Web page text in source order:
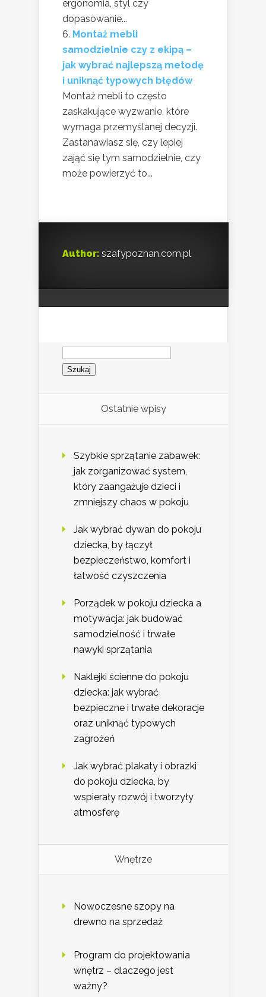
ergonomia, styl czy
dopasowanie...
Montaż mebli
samodzielnie czy z ekipą –
jak wybrać najlepszą metodę
i uniknąć typowych błędów
Montaż mebli to często
zaskakujące wyzwanie, które
wymaga przemyślanej decyzji.
Zastanawiasz się, czy lepiej
zająć się tym samodzielnie, czy
może powierzyć to...
Author: szafypoznan.com.pl
Szukaj:
Ostatnie wpisy
Szybkie sprzątanie zabawek:
jak zorganizować system,
który zaangażuje dzieci i
zmniejszy chaos w pokoju
Jak wybrać dywan do pokoju
dziecka, by łączył
bezpieczeństwo, komfort i
łatwość czyszczenia
Porządek w pokoju dziecka a
motywacja: jak budować
samodzielność i trwałe
nawyki sprzątania
Naklejki ścienne do pokoju
dziecka: jak wybrać
bezpieczne i trwałe dekoracje
oraz uniknąć typowych
zagrożeń
Jak wybrać plakaty i obrazki
do pokoju dziecka, by
wspierały rozwój i tworzyły
atmosferę
Wnętrze
Nowoczesne szopy na
drewno na sprzedaż
Program do projektowania
wnętrz – dlaczego jest
ważny?